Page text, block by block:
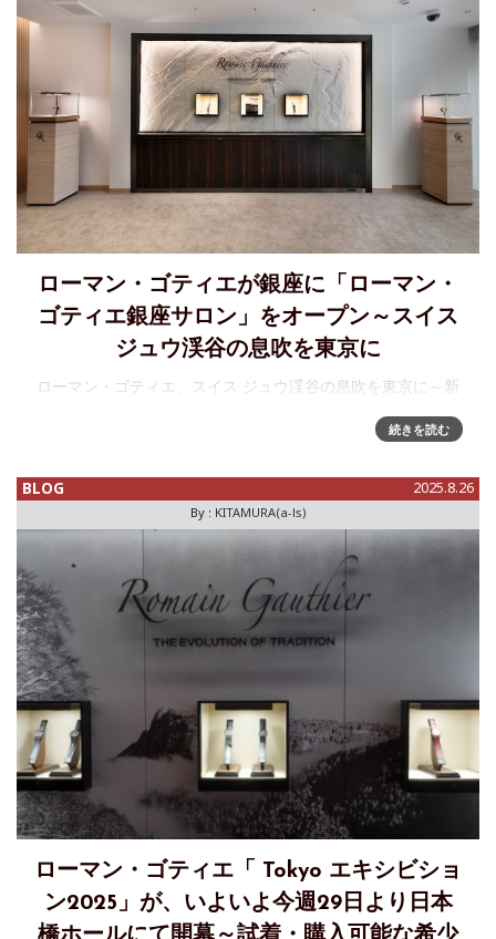
ローマン・ゴティエが銀座に「ローマン・
ゴティエ銀座サロン」をオープン～スイス
ジュウ渓谷の息吹を東京に
ローマン・ゴティエ、スイス ジュウ渓谷の息吹を東京に～新
級時計ブランド、ローマン・ゴティエは、このたび銀座7丁目
階と3階の
続きを読む
BLOG 2025.8.26
By : KITAMURA(a-ls)
ローマン・ゴティエ「 Tokyo エキシビショ
ン2025」が、いよいよ今週29日より日本